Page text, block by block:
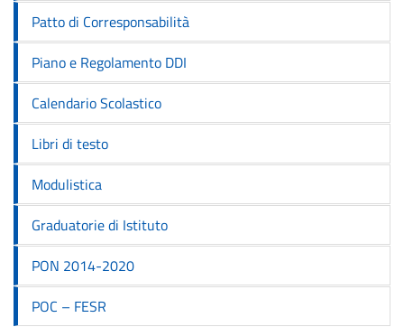
Patto di Corresponsabilità
Piano e Regolamento DDI
Calendario Scolastico
Libri di testo
Modulistica
Graduatorie di Istituto
PON 2014-2020
POC – FESR